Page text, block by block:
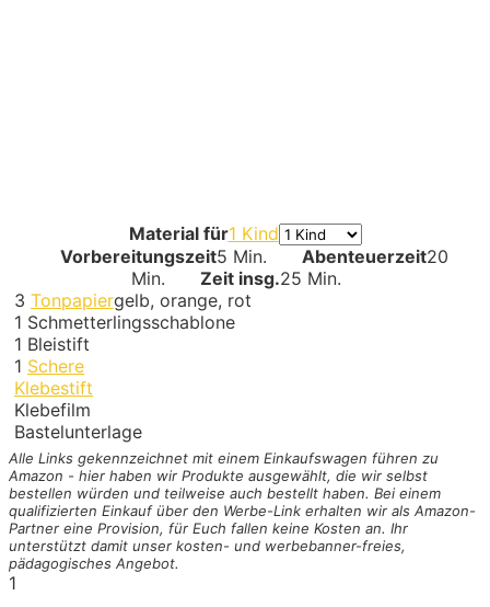
Material für1 Kind
Vorbereitungszeit5 Min. Abenteuerzeit20
Min.
Zeit insg.25 Min.
3 Tonpapiergelb, orange, rot
1 Schmetterlingsschablone
1 Bleistift
1 Schere
Klebestift
Klebefilm
Bastelunterlage
Alle Links gekennzeichnet mit einem Einkaufswagen führen zu
Amazon - hier haben wir Produkte ausgewählt, die wir selbst
bestellen würden und teilweise auch bestellt haben. Bei einem
qualifizierten Einkauf über den Werbe-Link erhalten wir als Amazon-
Partner eine Provision, für Euch fallen keine Kosten an. Ihr
unterstützt damit unser kosten- und werbebanner-freies,
pädagogisches Angebot.
1